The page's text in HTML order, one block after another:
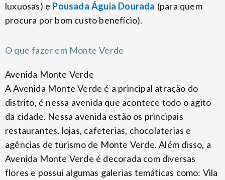
luxuosas) e Pousada Águia Dourada (para quem
procura por bom custo benefício).
O que fazer em Monte Verde
Avenida Monte Verde
A Avenida Monte Verde é a principal atração do
distrito, é nessa avenida que acontece todo o agito
da cidade. Nessa avenida estão os principais
restaurantes, lojas, cafeterias, chocolaterias e
agências de turismo de Monte Verde. Além disso, a
Avenida Monte Verde é decorada com diversas
flores e possui algumas galerias temáticas como: Vila